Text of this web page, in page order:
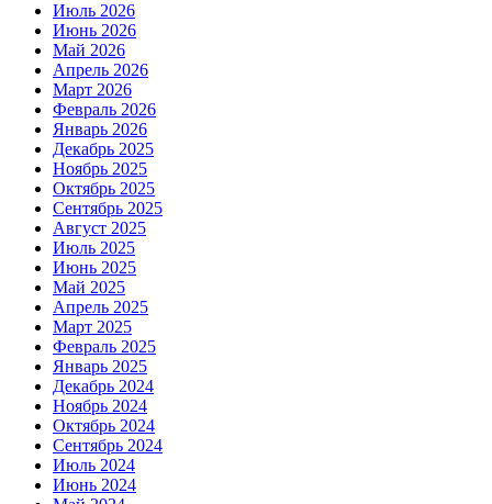
Июль 2026
Июнь 2026
Май 2026
Апрель 2026
Март 2026
Февраль 2026
Январь 2026
Декабрь 2025
Ноябрь 2025
Октябрь 2025
Сентябрь 2025
Август 2025
Июль 2025
Июнь 2025
Май 2025
Апрель 2025
Март 2025
Февраль 2025
Январь 2025
Декабрь 2024
Ноябрь 2024
Октябрь 2024
Сентябрь 2024
Июль 2024
Июнь 2024